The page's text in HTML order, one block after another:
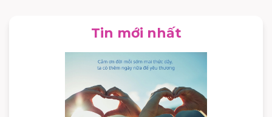
Tin mới nhất